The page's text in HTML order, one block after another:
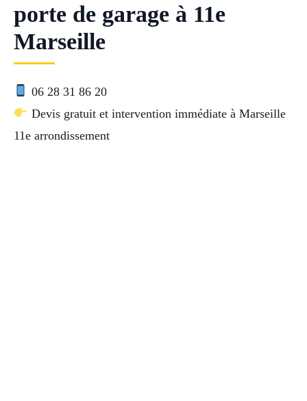
porte de garage à 11e
Marseille
06 28 31 86 20
Devis gratuit et intervention immédiate à Marseille
11e arrondissement